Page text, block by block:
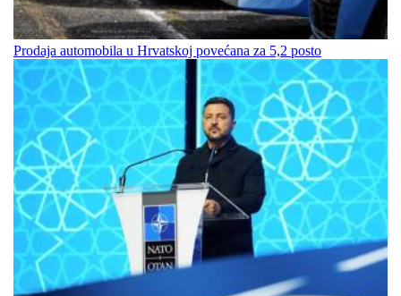
Prodaja automobila u Hrvatskoj povećana za 5,2 posto